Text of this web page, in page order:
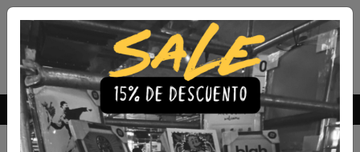
Envío Gratis a todo Chile comprando 3 o más productos